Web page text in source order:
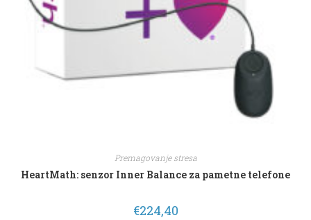
Premagovanje stresa
HeartMath: senzor Inner Balance za pametne telefone
€224,40